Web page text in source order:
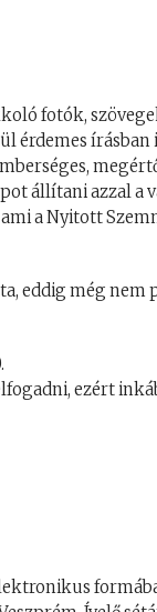
fotók,
érdemes
állítani azzal a
a Nyitott
eddig még
ezért